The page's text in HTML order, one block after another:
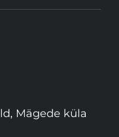
Mägede küla